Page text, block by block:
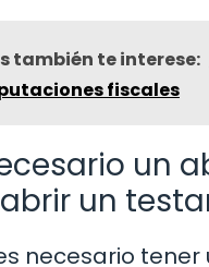
también te interese:
fiscales
un
un
necesario tener